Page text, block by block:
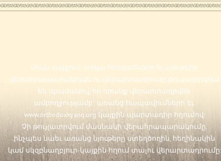
Սույն կայքում առկա հոդվածների եւ նյութերի
վերահրապարակումն ու վերարտադրումը թույլատրվում
են պայմանով, որ դրանք վերարտադրվեն
ամբողջությամբ` առանց հապավումների եւ
www.orthodoxkyanq.org կայքին պարտադիր հղումով:
Չի թույլատրվում մասնակի վերահրապարակումը,
ինչպես նաեւ առանց նյութերը ստեղծողին, հեղինակին
կամ սկզբնաղբյուր-կայքին հղում տալու վերարտադրումը: